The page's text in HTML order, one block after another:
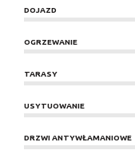
DOJAZD
OGRZEWANIE
TARASY
USYTUOWANIE
DRZWI ANTYWŁAMANIOWE